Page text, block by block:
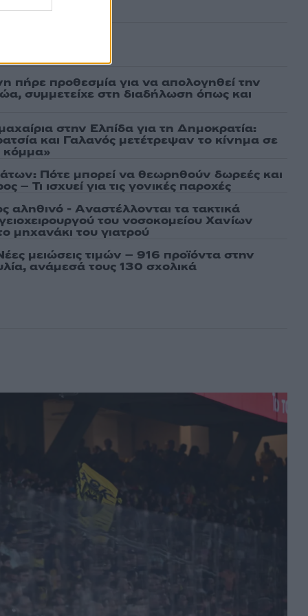
πήρε προθεσμία για να απολογηθεί την
συμμετείχε στη διαδήλωση όπως και
στην Ελπίδα για τη Δημοκρατία:
και Γαλανός μετέτρεψαν το κίνημα σε
κόμμα»
Πότε μπορεί να θεωρηθούν δωρεές και
– Τι ισχυεί για τις γονικές παροχές
αληθινό - Aναστέλλονται τα τακτικά
του νοσοκομείου Χανίων
μηχανάκι του γιατρού
μειώσεις τιμών – 916 προϊόντα στην
ανάμεσά τους 130 σχολικά